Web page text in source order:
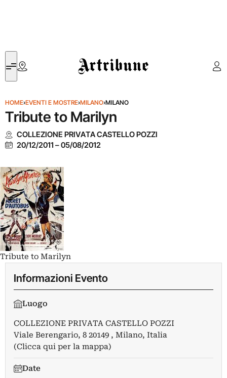
Artribune
HOME›EVENTI E MOSTRE›MILANO›MILANO
Tribute to Marilyn
COLLEZIONE PRIVATA CASTELLO POZZI
20/12/2011 –05/08/2012
Tribute to Marilyn
Informazioni Evento
Luogo
COLLEZIONE PRIVATA CASTELLO POZZI
Viale Berengario, 8 20149 , Milano, Italia
(Clicca qui per la mappa)
Date